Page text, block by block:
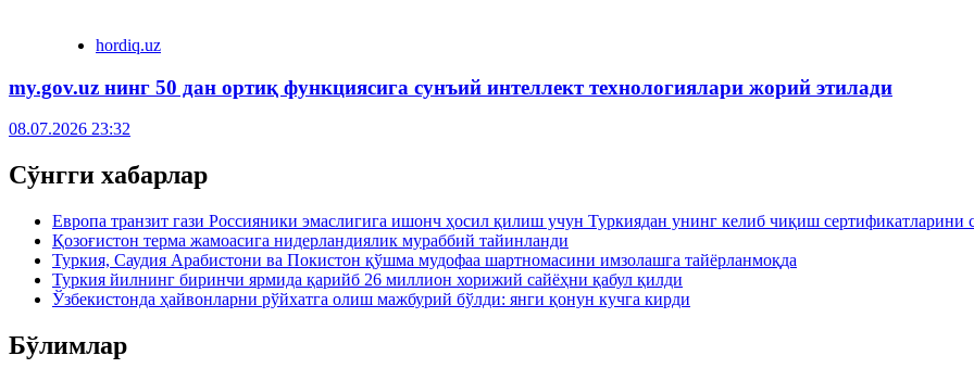
hordiq.uz
my.gov.uz нинг 50 дан ортиқ функциясига сунъий интеллект технологиялари жорий этилади
08.07.2026 23:32
Сўнгги хабарлар
Европа транзит гази Россияники эмаслигига ишонч ҳосил қилиш учун Туркиядан унинг келиб чиқиш сертификатларини
Қозоғистон терма жамоасига нидерландиялик мураббий тайинланди
Туркия, Саудия Арабистони ва Покистон қўшма мудофаа шартномасини имзолашга тайёрланмоқда
Туркия йилнинг биринчи ярмида қарийб 26 миллион хорижий сайёҳни қабул қилди
Ўзбекистонда ҳайвонларни рўйхатга олиш мажбурий бўлди: янги қонун кучга кирди
Бўлимлар